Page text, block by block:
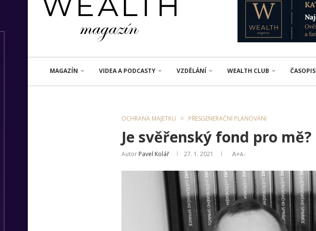
MAGAZÍN VIDEA A PODCASTY VZDĚLÁNÍ WEALTH CLUB ČASOPIS
OCHRANA MAJETKU PŘESGENERAČNÍ PLÁNOVÁNÍ
Je svěřenský fond pro mě?
Autor Pavel Kolář 27. 1. 2021 A+A-